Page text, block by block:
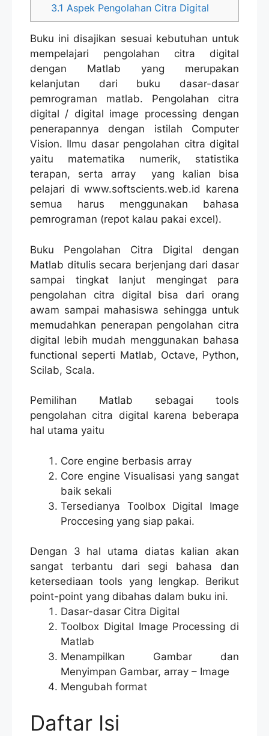
3.1 Aspek Pengolahan Citra Digital
Buku ini disajikan sesuai kebutuhan untuk
mempelajari pengolahan citra digital
dengan Matlab yang merupakan
kelanjutan dari buku dasar-dasar
pemrograman matlab. Pengolahan citra
digital / digital image processing dengan
penerapannya dengan istilah Computer
Vision. Ilmu dasar pengolahan citra digital
yaitu matematika numerik, statistika
terapan, serta array yang kalian bisa
pelajari di www.softscients.web.id karena
semua harus menggunakan bahasa
pemrograman (repot kalau pakai excel).
Buku Pengolahan Citra Digital dengan
Matlab ditulis secara berjenjang dari dasar
sampai tingkat lanjut mengingat para
pengolahan citra digital bisa dari orang
awam sampai mahasiswa sehingga untuk
memudahkan penerapan pengolahan citra
digital lebih mudah menggunakan bahasa
functional seperti Matlab, Octave, Python,
Scilab, Scala.
Pemilihan Matlab sebagai tools
pengolahan citra digital karena beberapa
hal utama yaitu
Core engine berbasis array
Core engine Visualisasi yang sangat
baik sekali
Tersedianya Toolbox Digital Image
Proccesing yang siap pakai.
Dengan 3 hal utama diatas kalian akan
sangat terbantu dari segi bahasa dan
ketersediaan tools yang lengkap. Berikut
point-point yang dibahas dalam buku ini.
Dasar-dasar Citra Digital
Toolbox Digital Image Processing di
Matlab
Menampilkan Gambar dan
Menyimpan Gambar, array – Image
Mengubah format
Daftar Isi